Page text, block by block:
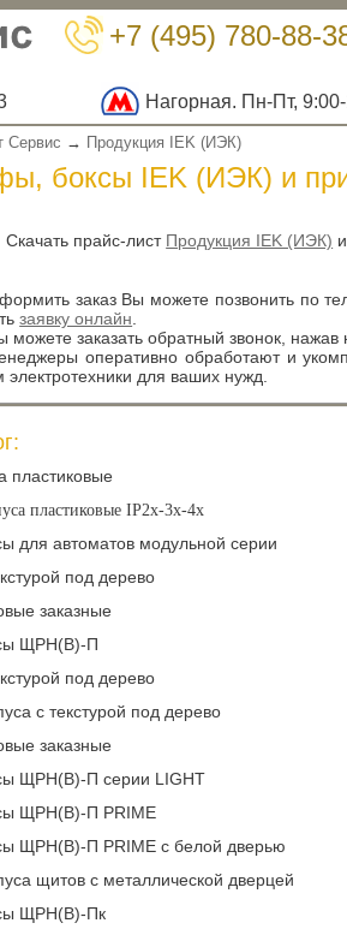
+7 (495) 780-88-
Нагорная. Пн-Пт,
Сервис → Продукция IEK (ИЭК)
боксы IEK (ИЭК) и
Скачать прайс-лист Продукция IEK (ИЭК)
заказ Вы можете позвонить по
заявку онлайн
можете заказать обратный звонок, нажав
оперативно обработают и
для ваших нужд.
пластиковые
пластиковые IP2x-3x-4x
для автоматов модульной серии
под дерево
заказные
ЩРН(В)-П
под дерево
с текстурой под дерево
заказные
ЩРН(В)-П серии LIGHT
ЩРН(В)-П PRIME
ЩРН(В)-П PRIME с белой дверью
щитов с металлической дверцей
ЩРН(В)-Пк